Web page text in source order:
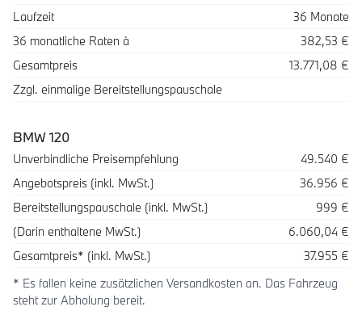
Laufzeit
36 Monate
36 monatliche Raten à
382,53 €
Gesamtpreis
13.771,08 €
Zzgl. einmalige Bereitstellungspauschale
BMW 120
Beschreibung Betrag
Unverbindliche Preisempfehlung
49.540 €
Angebotspreis (inkl. MwSt.)
36.956 €
Bereitstellungspauschale (inkl. MwSt.)
999 €
(Darin enthaltene MwSt.)
6.060,04 €
Gesamtpreis* (inkl. MwSt.)
37.955 €
* Es fallen keine zusätzlichen Versandkosten an. Das Fahrzeug
steht zur Abholung bereit.